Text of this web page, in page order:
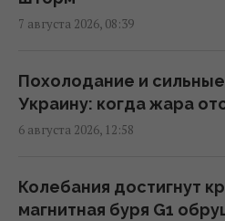
Ким Чен Ын с начала
Bloomberg
08:08 пятница, 07 августа 2026
информации об
оружия в США, - CNN
7 августа 2026, 08:39
Похолодание и
Украину: когда жара
6 августа 2026, 12:58
Колебания достигнут
магнитная буря G1